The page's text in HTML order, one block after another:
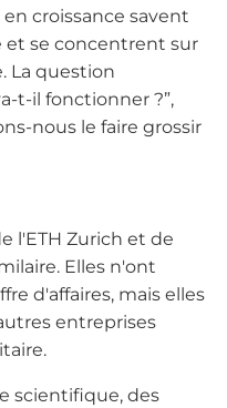
croissance savent
se concentrent sur
La question
t-il fonctionner ?”,
nous le faire grossir
l'ETH Zurich et de
Elles n'ont
d'affaires, mais elles
entreprises
scientifique, des